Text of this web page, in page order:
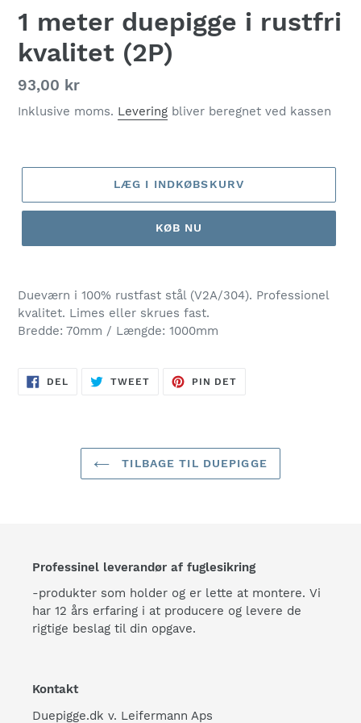
1 meter duepigge i rustfri
kvalitet (2P)
Normalpris
93,00 kr
Inklusive moms. Levering bliver beregnet ved kassen
LÆG I INDKØBSKURV
KØB NU
Dueværn i 100% rustfast stål (V2A/304). Professionel
kvalitet. Limes eller skrues fast.
Bredde: 70mm / Længde: 1000mm
DEL
PÅ
TWEETTWEET
PIN DET
TILBAGE TIL DUEPIGGE
Professinel leverandør af fuglesikring
-produkter som holder og er lette at montere. Vi
har 12 års erfaring i at producere og levere de
rigtige beslag til din opgave.
Kontakt
Duepigge.dk v. Leifermann Aps